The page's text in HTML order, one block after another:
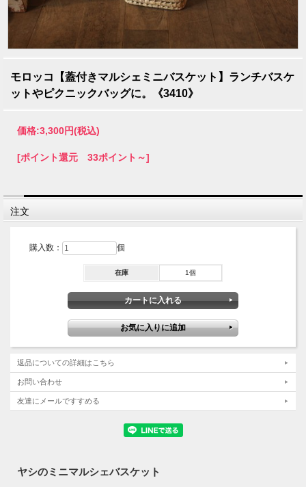
モロッコ【蓋付きマルシェミニバスケット】ランチバスケ
ットやピクニックバッグに。《3410》
価格:3,300円(税込)
[ポイント還元 33ポイント～]
注文
購入数： 個
在庫 1個
返品についての詳細はこちら
お問い合わせ
友達にメールですすめる
ヤシのミニマルシェバスケット